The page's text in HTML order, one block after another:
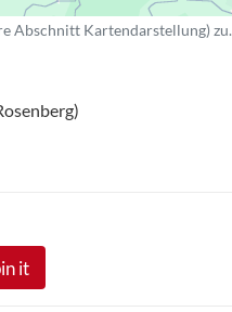
Abschnitt Kartendarstellung) zu.
it